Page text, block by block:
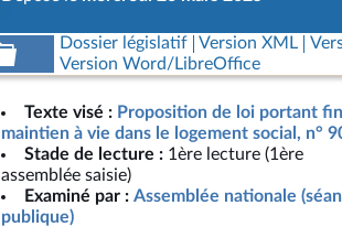
Dossier législatif Version XML
Version Word/LibreOffice
Texte visé : Proposition de loi portant
maintien à vie dans le logement social, n°
Stade de lecture : 1ère lecture (1ère
assemblée saisie)
Examiné par : Assemblée nationale
publique)